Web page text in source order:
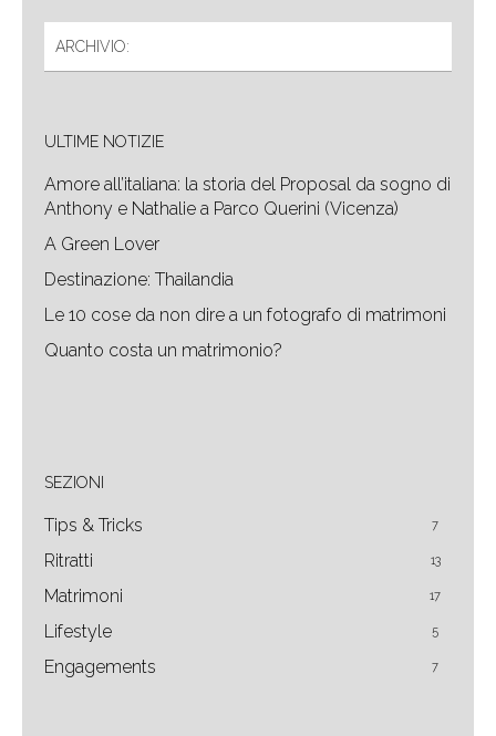
ULTIME NOTIZIE
Amore all’italiana: la storia del Proposal da sogno di
Anthony e Nathalie a Parco Querini (Vicenza)
A Green Lover
Destinazione: Thailandia
Le 10 cose da non dire a un fotografo di matrimoni
Quanto costa un matrimonio?
SEZIONI
Tips & Tricks 7
Ritratti 13
Matrimoni 17
Lifestyle 5
Engagements 7